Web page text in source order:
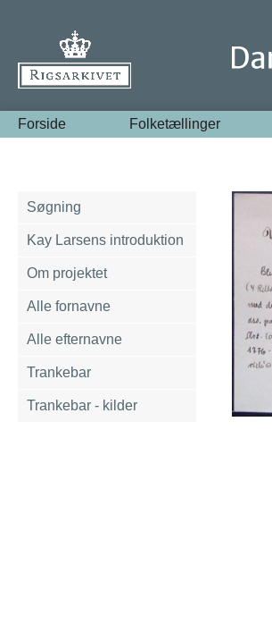
Forside Folketællinger
Søgning
Kay Larsens introduktion
Om projektet
Alle fornavne
Alle efternavne
Trankebar
Trankebar - kilder